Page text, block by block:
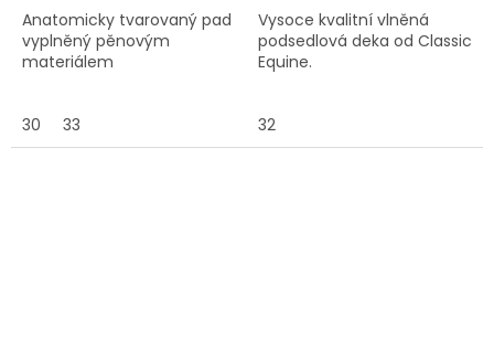
Anatomicky tvarovaný pad
vyplněný pěnovým
materiálem
30 33
Vysoce kvalitní vlněná
podsedlová deka od Classic
Equine.
32